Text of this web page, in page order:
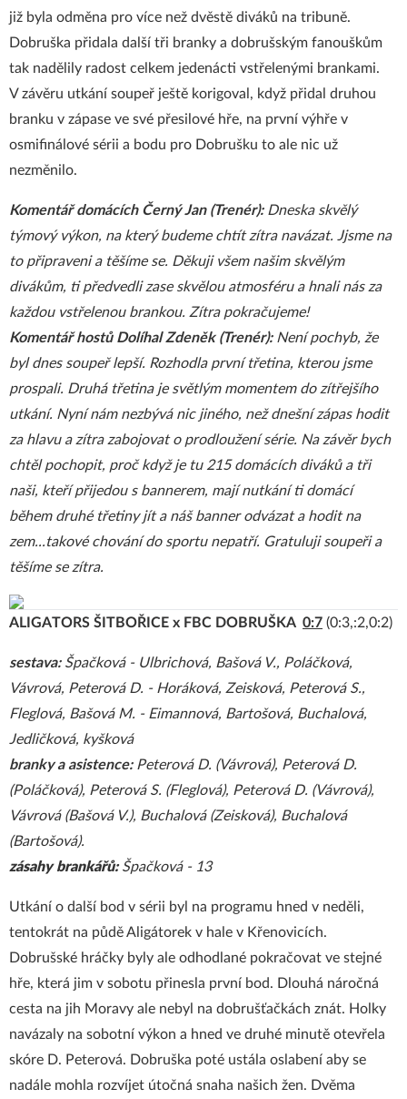
již byla odměna pro více než dvěstě diváků na tribuně.
Dobruška přidala další tři branky a dobrušským fanouškům
tak nadělily radost celkem jedenácti vstřelenými brankami.
V závěru utkání soupeř ještě korigoval, když přidal druhou
branku v zápase ve své přesilové hře, na první výhře v
osmifinálové sérii a bodu pro Dobrušku to ale nic už
nezměnilo.
Komentář domácích Černý Jan (Trenér): Dneska skvělý
týmový výkon, na který budeme chtít zítra navázat. Jjsme na
to připraveni a těšíme se. Děkuji všem našim skvělým
divákům, ti předvedli zase skvělou atmosféru a hnali nás za
každou vstřelenou brankou. Zítra pokračujeme!
Komentář hostů Dolíhal Zdeněk (Trenér): Není pochyb, že
byl dnes soupeř lepší. Rozhodla první třetina, kterou jsme
prospali. Druhá třetina je světlým momentem do zítřejšího
utkání. Nyní nám nezbývá nic jiného, než dnešní zápas hodit
za hlavu a zítra zabojovat o prodloužení série. Na závěr bych
chtěl pochopit, proč když je tu 215 domácích diváků a tři
naši, kteří přijedou s bannerem, mají nutkání ti domácí
během druhé třetiny jít a náš banner odvázat a hodit na
zem...takové chování do sportu nepatří. Gratuluji soupeři a
těšíme se zítra.
ALIGATORS ŠITBOŘICE x FBC DOBRUŠKA 0:7 (0:3,:2,0:2)
sestava: Špačková - Ulbrichová, Bašová V., Poláčková,
Vávrová, Peterová D. - Horáková, Zeisková, Peterová S.,
Fleglová, Bašová M. - Eimannová, Bartošová, Buchalová,
Jedličková, kyšková
branky a asistence: Peterová D. (Vávrová), Peterová D.
(Poláčková), Peterová S. (Fleglová), Peterová D. (Vávrová),
Vávrová (Bašová V.), Buchalová (Zeisková), Buchalová
(Bartošová).
zásahy brankářů: Špačková - 13
Utkání o další bod v sérii byl na programu hned v neděli,
tentokrát na půdě Aligátorek v hale v Křenovicích.
Dobrušské hráčky byly ale odhodlané pokračovat ve stejné
hře, která jim v sobotu přinesla první bod. Dlouhá náročná
cesta na jih Moravy ale nebyl na dobrušťačkách znát. Holky
navázaly na sobotní výkon a hned ve druhé minutě otevřela
skóre D. Peterová. Dobruška poté ustála oslabení aby se
nadále mohla rozvíjet útočná snaha našich žen. Dvěma